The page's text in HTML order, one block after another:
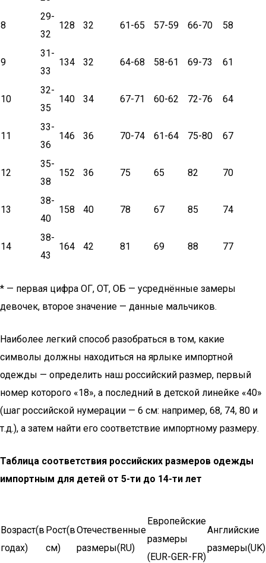
8
29-
32
128 32 61-65 57-59 66-70 58
9
31-
33
134 32 64-68 58-61 69-73 61
10
32-
35
140 34 67-71 60-62 72-76 64
11
33-
36
146 36 70-74 61-64 75-80 67
12
35-
38
152 36 75 65 82 70
13
38-
40
158 40 78 67 85 74
14
38-
43
164 42 81 69 88 77
* — первая цифра ОГ, ОТ, ОБ — усреднённые замеры
девочек, второе значение — данные мальчиков.
Наиболее легкий способ разобраться в том, какие
символы должны находиться на ярлыке импортной
одежды — определить наш российский размер, первый
номер которого «18», а последний в детской линейке «40»
(шаг российской нумерации — 6 см: например, 68, 74, 80 и
т.д.), а затем найти его соответствие импортному размеру.
Таблица соответствия российских размеров одежды
импортным для детей от 5-ти до 14-ти лет
Возраст(в
годах)
Рост(в
см)
Отечественные
размеры(RU)
Европейские
размеры
(EUR-GER-FR)
Английские
размеры(UK)